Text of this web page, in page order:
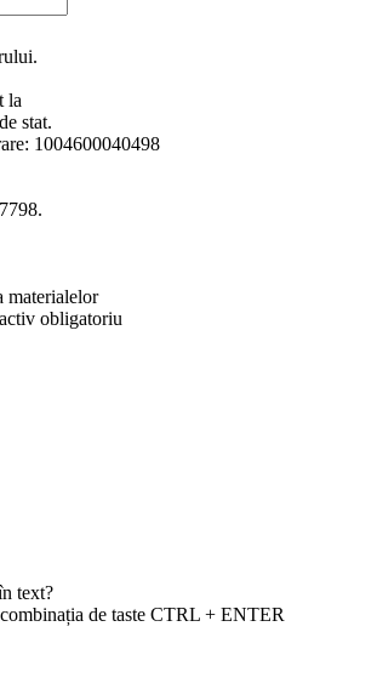
la
stat.
1004600040498
materialelor
obligatoriu
text?
combinația de taste CTRL + ENTER